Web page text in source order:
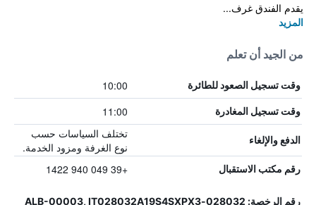
يقدم الفندق غرف...
المزيد
من الجيد أن تعلم
وقت تسجيل الصعود للطائرة 10:00
وقت تسجيل المغادرة 11:00
الدفع والإلغاء
تختلف السياسات حسب
نوع الغرفة ومزود الخدمة.
رقم مكتب الاستقبال +39 049 940 1422
رقم الرخصة: 028032-ALB-00003, IT028032A19S4SXPX3